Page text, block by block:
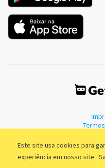
Este site usa cookies para
experiência em nosso site.